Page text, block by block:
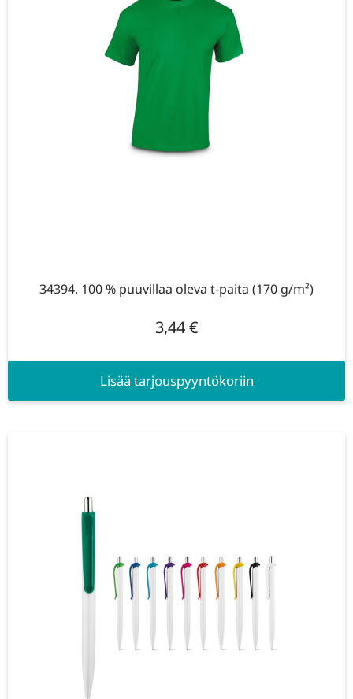
34394. 100 % puuvillaa oleva t-paita (170 g/m²)
3,44€
Lisää tarjouspyyntökoriin